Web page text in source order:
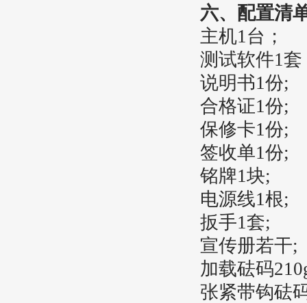
六、配置清
主机1台；
测试软件1套
说明书1份;
合格证1份;
保修卡1份;
签收单1份;
铭牌1块;
电源线1根;
扳手1套;
宣传册若干;
加载砝码
张紧带钩砝